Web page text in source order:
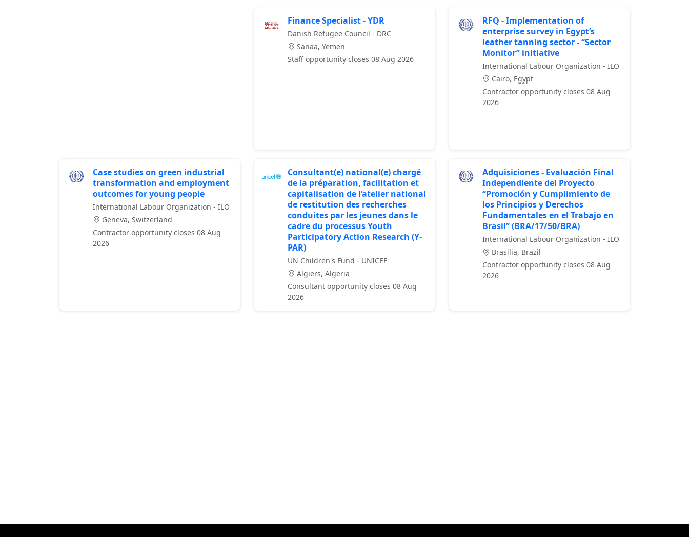
Finance Specialist - YDR
Danish Refugee Council - DRC
Sanaa, Yemen
Staff opportunity closes 08 Aug 2026
RFQ - Implementation of
enterprise survey in Egypt’s
leather tanning sector - “Sector
Monitor” initiative
International Labour Organization - ILO
Cairo, Egypt
Contractor opportunity closes 08 Aug
2026
Case studies on green industrial
transformation and employment
outcomes for young people
International Labour Organization - ILO
Geneva, Switzerland
Contractor opportunity closes 08 Aug
2026
Consultant(e) national(e) chargé
de la préparation, facilitation et
capitalisation de l’atelier national
de restitution des recherches
conduites par les jeunes dans le
cadre du processus Youth
Participatory Action Research (Y-
PAR)
UN Children's Fund - UNICEF
Algiers, Algeria
Consultant opportunity closes 08 Aug
2026
Adquisiciones - Evaluación Final
Independiente del Proyecto
“Promoción y Cumplimiento de
los Principios y Derechos
Fundamentales en el Trabajo en
Brasil” (BRA/17/50/BRA)
International Labour Organization - ILO
Brasilia, Brazil
Contractor opportunity closes 08 Aug
2026